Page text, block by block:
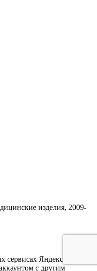
изделия, 2009-
сервисах Яндекса
с другим